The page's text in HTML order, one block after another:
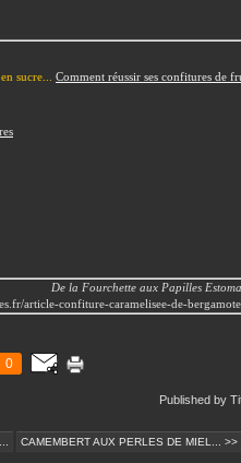
sucre... Comment réussir ses confitures de
De la Fourchette aux Papilles
article-confiture-caramelisee-de-
0
Published by
CAMEMBERT AUX PERLES DE MIEL... >>